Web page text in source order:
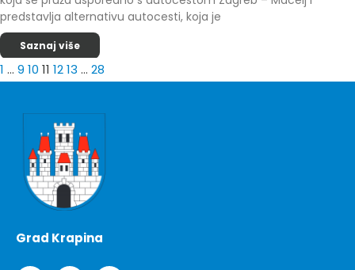
predstavlja alternativu autocesti, koja je
Saznaj više
1 … 9 10 11 1213 … 28
Grad Krapina